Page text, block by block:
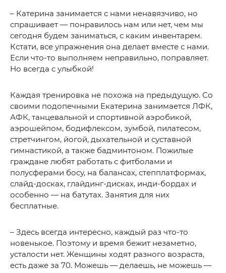
– Катерина занимается с нами ненавязчиво, но
спрашивает — понравилось нам или нет, чем мы
сегодня будем заниматься, с каким инвентарем.
Кстати, все упражнения она делает вместе с нами.
Если что-то выполняем неправильно, поправляет.
Но всегда с улыбкой!
Каждая тренировка не похожа на предыдущую. Со
своими подопечными Екатерина занимается ЛФК,
АФК, танцевальной и спортивной аэробикой,
аэрошейпом, бодифлексом, зумбой, пилатесом,
стретчингом, йогой, дыхательной и суставной
гимнастикой, а также бадминтоном. Пожилые
граждане любят работать с фитболами и
полусферами босу, на балансах, степплатформах,
слайд-досках, глайдинг-дисках, инди-бордах и
особенно — на батутах. Занятия для них
бесплатные.
– Здесь всегда интересно, каждый раз что-то
новенькое. Поэтому и время бежит незаметно,
усталости нет. Женщины ходят разного возраста,
есть даже за 70. Можешь — делаешь, не можешь —